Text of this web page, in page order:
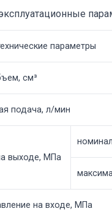
параметры
см³
подача, л/мин
выходе, МПа
на входе, МПа